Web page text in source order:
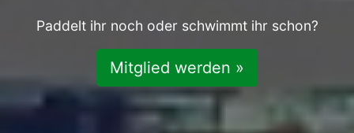
Paddelt ihr noch oder schwimmt ihr schon?
Mitglied werden »